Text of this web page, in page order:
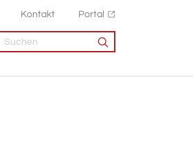
Kontakt Portal